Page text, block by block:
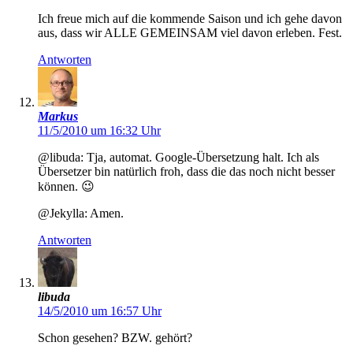
Ich freue mich auf die kommende Saison und ich gehe davon
aus, dass wir ALLE GEMEINSAM viel davon erleben. Fest.
Antworten
Markus
11/5/2010 um 16:32 Uhr
@libuda: Tja, automat. Google-Übersetzung halt. Ich als
Übersetzer bin natürlich froh, dass die das noch nicht besser
können. 😉
@Jekylla: Amen.
Antworten
libuda
14/5/2010 um 16:57 Uhr
Schon gesehen? BZW. gehört?